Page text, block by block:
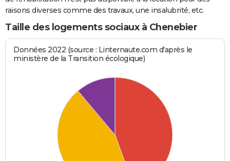
raisons diverses comme des travaux, une insalubrité, etc.
Taille des logements sociaux à Chenebier
Données 2022 (source : Linternaute.com d'après le
ministère de la Transition écologique)